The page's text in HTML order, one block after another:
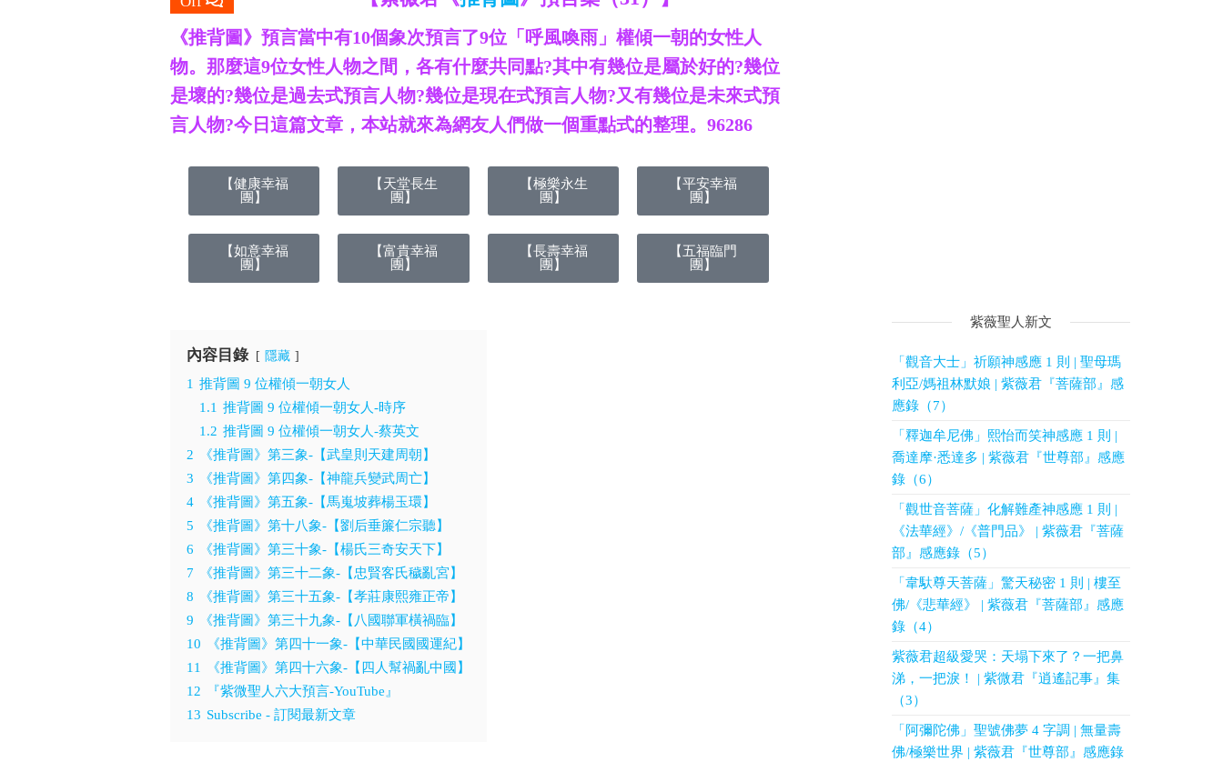
《推背圖》預言當中有10個象次預言了9位「呼風喚雨」權傾一朝的女性人
物。那麼這9位女性人物之間，各有什麼共同點?其中有幾位是屬於好的?幾位
是壞的?幾位是過去式預言人物?幾位是現在式預言人物?又有幾位是未來式預
言人物?今日這篇文章，本站就來為網友人們做一個重點式的整理。96286
【健康幸福
團】
【如意幸福
團】
【天堂長生
團】
【富貴幸福
團】
【極樂永生
團】
【長壽幸福
團】
【平安幸福
團】
【五福臨門
團】
內容目錄 隱藏
1 推背圖 9 位權傾一朝女人
1.1 推背圖 9 位權傾一朝女人-時序
1.2 推背圖 9 位權傾一朝女人-蔡英文
2
《推背圖》第三象-【武皇則天建周朝】
3
《推背圖》第四象-【神龍兵變武周亡】
4
《推背圖》第五象-【馬嵬坡葬楊玉環】
5
《推背圖》第十八象-【劉后垂簾仁宗聽】
6
《推背圖》第三十象-【楊氏三奇安天下】
7
《推背圖》第三十二象-【忠賢客氏穢亂宮】
8
《推背圖》第三十五象-【孝莊康熙雍正帝】
9
《推背圖》第三十九象-【八國聯軍橫禍臨】
10
《推背圖》第四十一象-【中華民國國運紀】
11
《推背圖》第四十六象-【四人幫禍亂中國】
12
『紫微聖人六大預言-YouTube』
13 Subscribe - 訂閱最新文章
紫薇聖人新文
「觀音大士」祈願神感應 1 則 | 聖母瑪
利亞/媽祖林默娘 | 紫薇君『菩薩部』感
應錄（7）
「釋迦牟尼佛」熙怡而笑神感應 1 則 |
喬達摩·悉達多 | 紫薇君『世尊部』感應
錄（6）
「觀世音菩薩」化解難產神感應 1 則 |
《法華經》/《普門品》 | 紫薇君『菩薩
部』感應錄（5）
「韋馱尊天菩薩」驚天秘密 1 則 | 樓至
佛/《悲華經》 | 紫薇君『菩薩部』感應
錄（4）
紫薇君超級愛哭：天塌下來了？一把鼻
涕，一把淚！ | 紫微君『逍遙記事』集
（3）
「阿彌陀佛」聖號佛夢 4 字調 | 無量壽
佛/極樂世界 | 紫薇君『世尊部』感應錄